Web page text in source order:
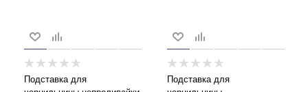
Подставка для
Подставка для